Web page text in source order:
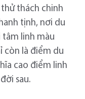
thách chinh
tịnh, nơi du
tâm linh màu
còn là điểm du
cao điểm linh
sau.